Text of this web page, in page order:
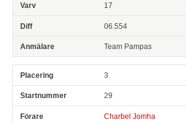
17
06.554
Team Pampas
3
29
Charbel Jomha